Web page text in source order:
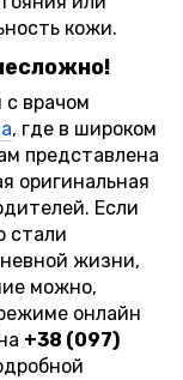
кожи.
с врачом
, где в широком
представлена
оригинальная
Если
стали
жизни,
можно,
онлайн
+38 (097)